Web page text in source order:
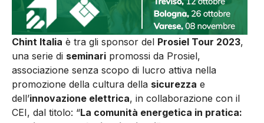
Chint Italia è tra gli sponsor del Prosiel Tour 2023,
una serie di seminari promossi da Prosiel,
associazione senza scopo di lucro attiva nella
promozione della cultura della sicurezza e
dell’innovazione elettrica, in collaborazione con il
CEI, dal titolo: “La comunità energetica in pratica: